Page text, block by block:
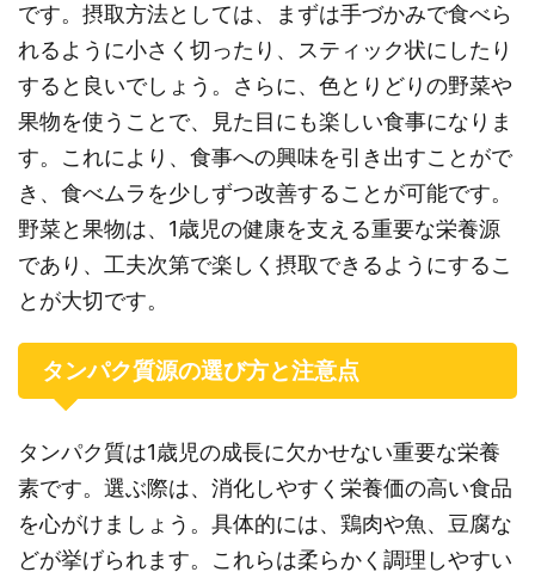
です。摂取方法としては、まずは手づかみで食べら
れるように小さく切ったり、スティック状にしたり
すると良いでしょう。さらに、色とりどりの野菜や
果物を使うことで、見た目にも楽しい食事になりま
す。これにより、食事への興味を引き出すことがで
き、食べムラを少しずつ改善することが可能です。
野菜と果物は、1歳児の健康を支える重要な栄養源
であり、工夫次第で楽しく摂取できるようにするこ
とが大切です。
タンパク質源の選び方と注意点
タンパク質は1歳児の成長に欠かせない重要な栄養
素です。選ぶ際は、消化しやすく栄養価の高い食品
を心がけましょう。具体的には、鶏肉や魚、豆腐な
どが挙げられます。これらは柔らかく調理しやすい